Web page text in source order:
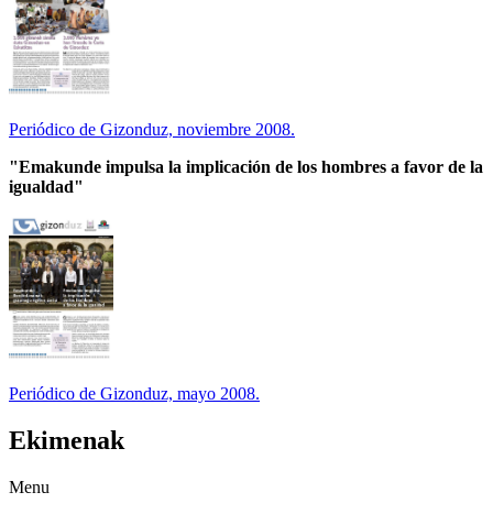
Periódico de Gizonduz, noviembre 2008.
"Emakunde impulsa la implicación de los hombres a favor de la
igualdad"
Periódico de Gizonduz, mayo 2008.
Ekimenak
Menu